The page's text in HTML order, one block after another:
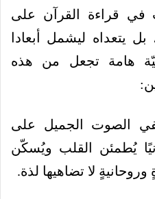
في قراءة القرآن على
يتعداه ليشمل أبعادا
هامة تجعل من هذه
الصوت الجميل على
يُطمئن القلب ويُسكّن
لا تضاهيها لذة.